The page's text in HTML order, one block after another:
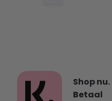
Shop nu.
Betaal